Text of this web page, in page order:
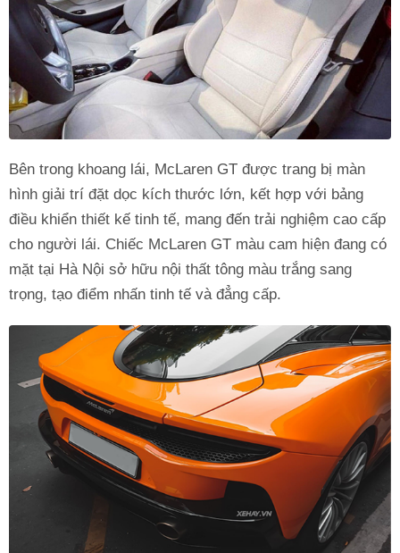
Bên trong khoang lái, McLaren GT được trang bị màn
hình giải trí đặt dọc kích thước lớn, kết hợp với bảng
điều khiển thiết kế tinh tế, mang đến trải nghiệm cao cấp
cho người lái. Chiếc McLaren GT màu cam hiện đang có
mặt tại Hà Nội sở hữu nội thất tông màu trắng sang
trọng, tạo điểm nhấn tinh tế và đẳng cấp.